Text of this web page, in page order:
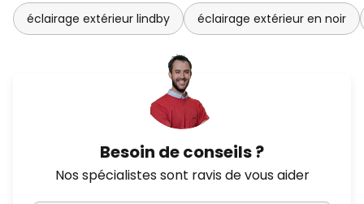
éclairage extérieur lindby éclairage extérieur en noir
Besoin de conseils ?
Nos spécialistes sont ravis de vous aider